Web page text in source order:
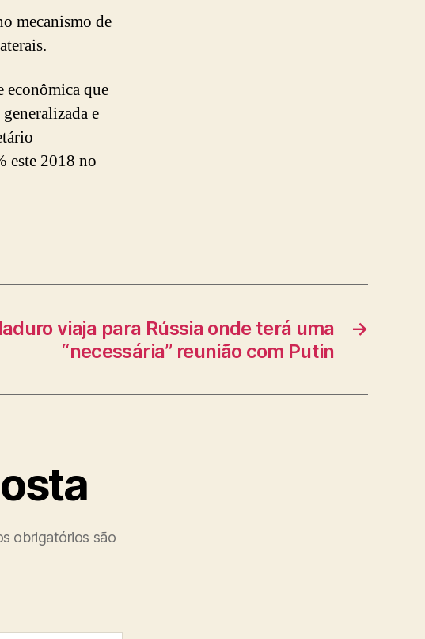
mecanismo de
econômica que
generalizada e
este 2018 no
→
viaja para Rússia onde terá uma
“necessária” reunião com Putin
obrigatórios são